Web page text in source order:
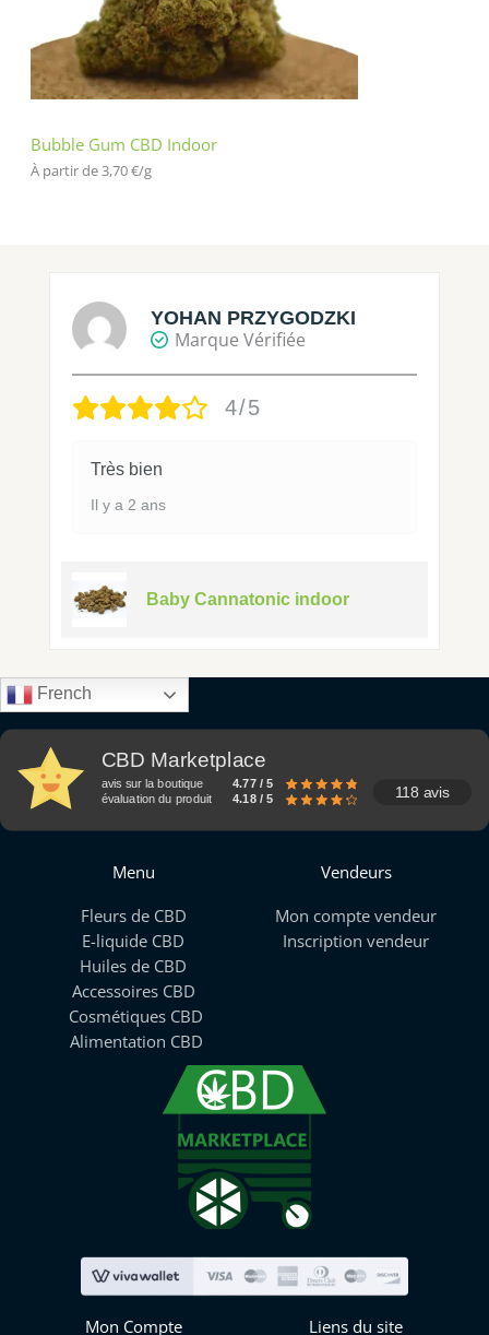
Bubble Gum CBD Indoor
À partir de 3,70€/g
YOHAN PRZYGODZKI
Marque Vérifiée
4/5
Très bien
Il y a 2 ans
Baby Cannatonic indoor
French
CBD Marketplace
avis sur la boutique
4.77 / 5
évaluation du produit
4.18 / 5 118 avis
Menu
Fleurs de CBD
E-liquide CBD
Huiles de CBD
Accessoires CBD
Cosmétiques CBD
Alimentation CBD
Vendeurs
Mon compte vendeur
Inscription vendeur
Mon Compte Liens du site